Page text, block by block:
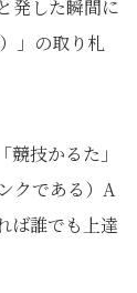
発した瞬間に
」の取り札
技かるた」
クである）A
ば誰でも上達